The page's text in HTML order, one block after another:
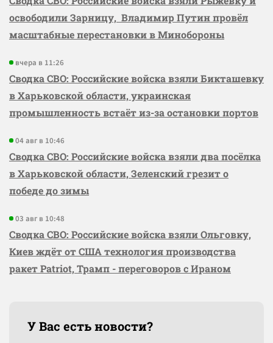
освободили Зарницу, Владимир Путин провёл
масштабные перестановки в Минобороны
вчера в 11:26
Сводка СВО: Российские войска взяли Бикташевку
в Харьковской области, украинская
промышленность встаёт из-за остановки портов
04 авг в 10:46
Сводка СВО: Российские войска взяли два посёлка
в Харьковской области, Зеленский грезит о
победе до зимы
03 авг в 10:48
Сводка СВО: Российские войска взяли Ольговку,
Киев ждёт от США технология производства
ракет Patriot, Трамп - переговоров с Ираном
У Вас есть новости?